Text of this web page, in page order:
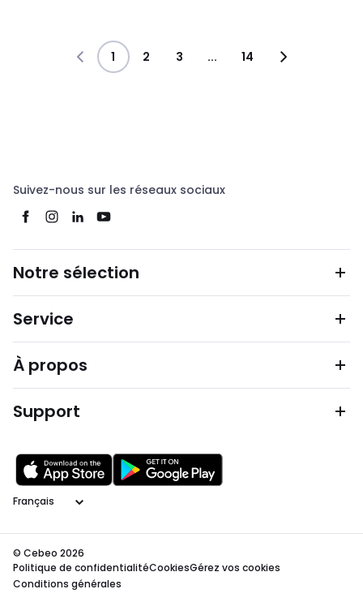
1 2 3 ... 14
Suivez-nous sur les réseaux sociaux
Notre sélection
Service
À propos
Support
Langage
© Cebeo 2026
Politique de confidentialitéCookiesGérez vos cookies
Conditions générales